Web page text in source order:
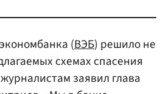
(ВЭБ) решило не
схемах спасения
заявил глава